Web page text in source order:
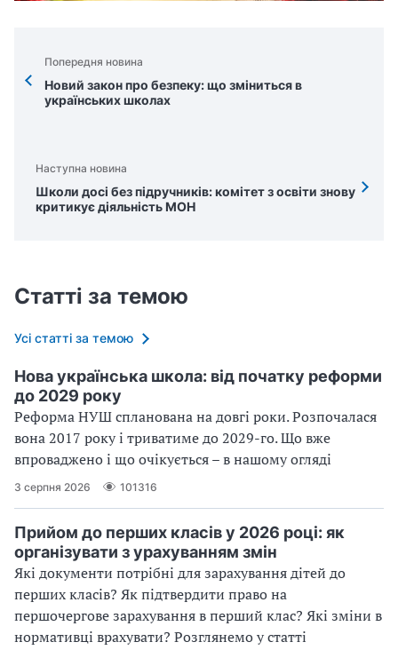
Попередня новина
Новий закон про безпеку: що зміниться в
українських школах
Наступна новина
Школи досі без підручників: комітет з освіти знову
критикує діяльність МОН
Статті за темою
Усі статті за темою
Нова українська школа: від початку реформи
до 2029 року
Реформа НУШ спланована на довгі роки. Розпочалася
вона 2017 року і триватиме до 2029-го. Що вже
впроваджено і що очікується – в нашому огляді
3 серпня 2026 101316
Прийом до перших класів у 2026 році: як
організувати з урахуванням змін
Які документи потрібні для зарахування дітей до
перших класів? Як підтвердити право на
першочергове зарахування в перший клас? Які зміни в
нормативці врахувати? Розглянемо у статті